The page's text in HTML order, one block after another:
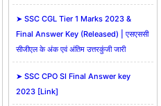
➤ SSC CGL Tier 1 Marks 2023 &
Final Answer Key (Released) | एसएससी
सीजीएल के अंक एवं अंतिम उत्तरकुंजी जारी
➤ SSC CPO SI Final Answer key
2023 [Link]